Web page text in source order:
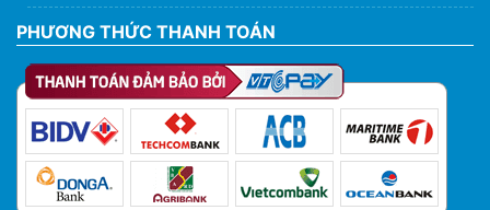
PHƯƠNG THỨC THANH TOÁN